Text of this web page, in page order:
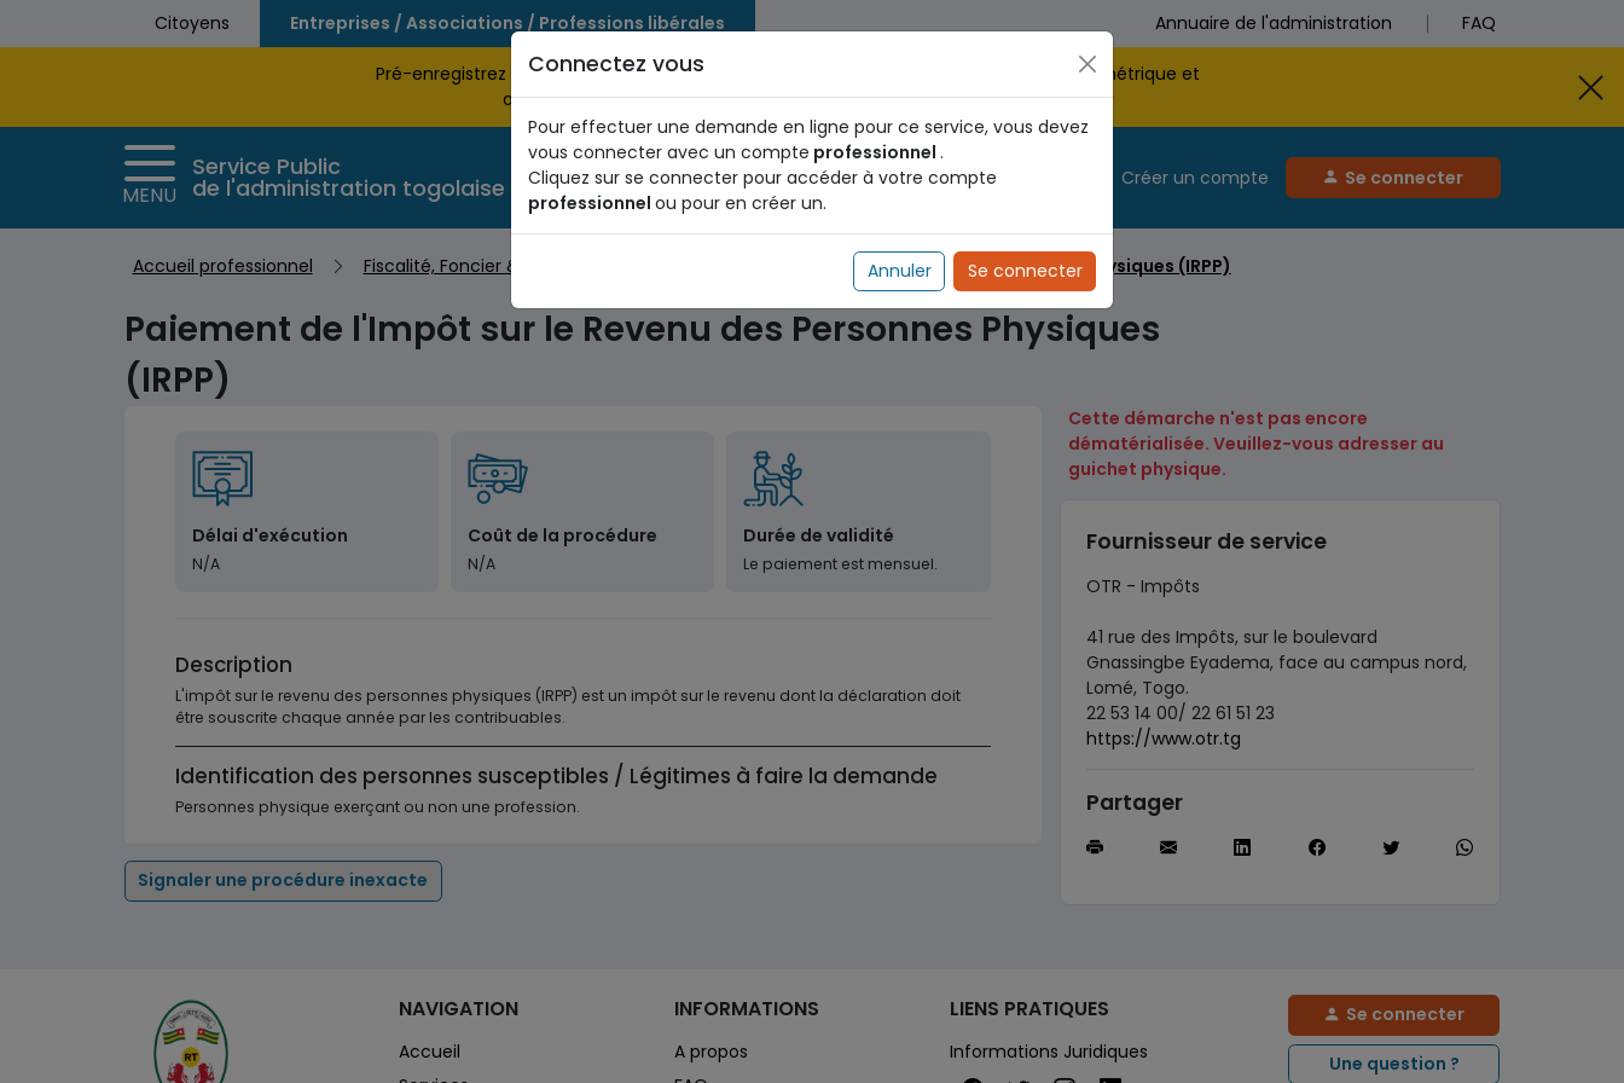
Aller au contenu principal
Citoyens Entreprises / Associations / Professions libérales Annuaire de l'administration FAQ
Pré-enregistrez vous dès maintenant pour le programme national d'identification biométrique et
obtenez votre Numéro d'Identification Unique (NIU) en cliquantICI.
MENU
Service Public
de l'administration togolaise Créer un compte Se connecter
Accueil professionnel Fiscalité, Foncier & Douanes Paiement de l'Impôt sur le Revenu des Personnes Physiques (IRPP)
Paiement de l'Impôt sur le Revenu des Personnes Physiques
(IRPP)
Délai d'exécution
N/A
Coût de la procédure
N/A
Durée de validité
Le paiement est mensuel.
Description
L'impôt sur le revenu des personnes physiques (IRPP) est un impôt sur le revenu dont la déclaration doit
être souscrite chaque année par les contribuables.
Identification des personnes susceptibles / Légitimes à faire la demande
Personnes physique exerçant ou non une profession.
Signaler une procédure inexacte
Cette démarche n'est pas encore
dématérialisée. Veuillez-vous adresser au
guichet physique.
Fournisseur de service
OTR - Impôts
41 rue des Impôts, sur le boulevard
Gnassingbe Eyadema, face au campus nord,
Lomé, Togo.
22 53 14 00/ 22 61 51 23
https://www.otr.tg
Partager
Connectez vous
Pour effectuer une demande en ligne pour ce service, vous devez
vous connecter avec un compte professionnel .
Cliquez sur se connecter pour accéder à votre compte
professionnel ou pour en créer un.
Annuler Se connecter
NAVIGATION
Accueil
INFORMATIONS
A propos
LIENS PRATIQUES
Informations Juridiques
Se connecter
Une question ?